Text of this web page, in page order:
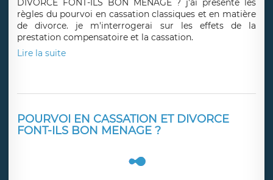
DIVORCE FONT-ILS BON MENAGE ? j'ai présenté les
règles du pourvoi en cassation classiques et en matière
de divorce. je m'interrogerai sur les effets de la
prestation compensatoire et la cassation.
Lire la suite
POURVOI EN CASSATION ET DIVORCE
FONT-ILS BON MENAGE ?